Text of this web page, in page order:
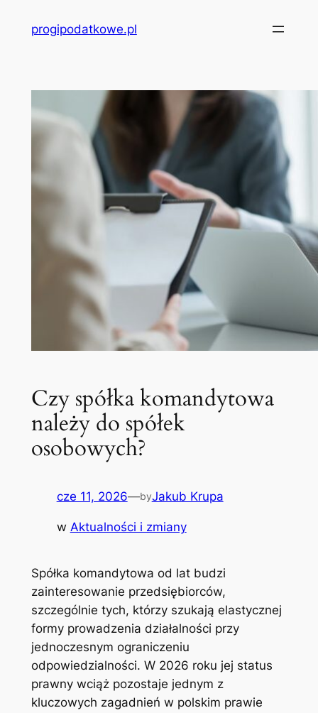
progipodatkowe.pl
Czy spółka komandytowa
należy do spółek
osobowych?
cze 11, 2026—byJakub Krupa
w Aktualności i zmiany
Spółka komandytowa od lat budzi
zainteresowanie przedsiębiorców,
szczególnie tych, którzy szukają elastycznej
formy prowadzenia działalności przy
jednoczesnym ograniczeniu
odpowiedzialności. W 2026 roku jej status
prawny wciąż pozostaje jednym z
kluczowych zagadnień w polskim prawie